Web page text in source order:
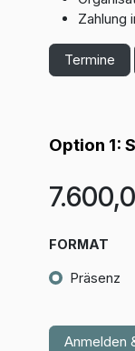
Zahlung
Termine
Option 1:
FORMAT
Präsenz
Anmelden